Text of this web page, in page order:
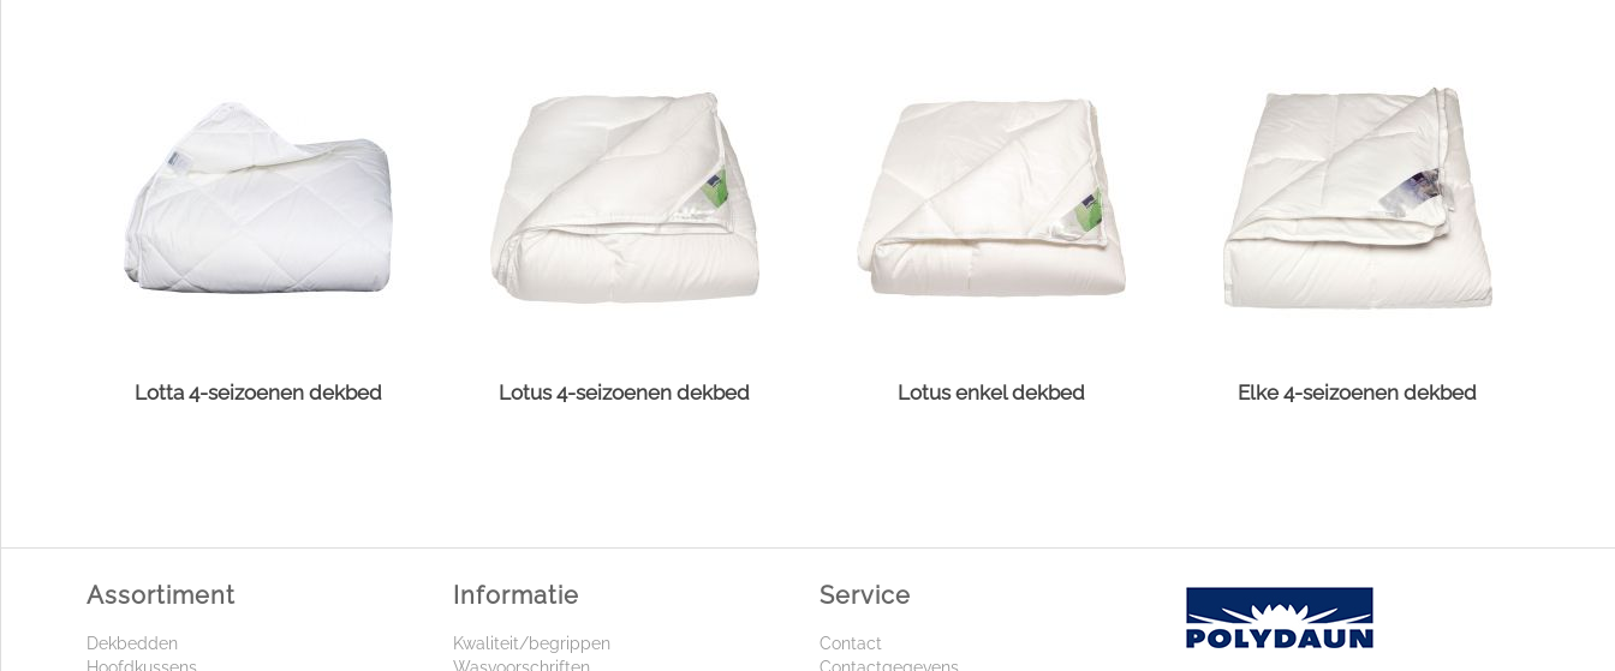
Lotta 4-seizoenen dekbed Lotus 4-seizoenen dekbed Lotus enkel dekbed Elke 4-seizoenen dekbed
Assortiment
Dekbedden
Informatie
Kwaliteit/begrippen
Service
Contact